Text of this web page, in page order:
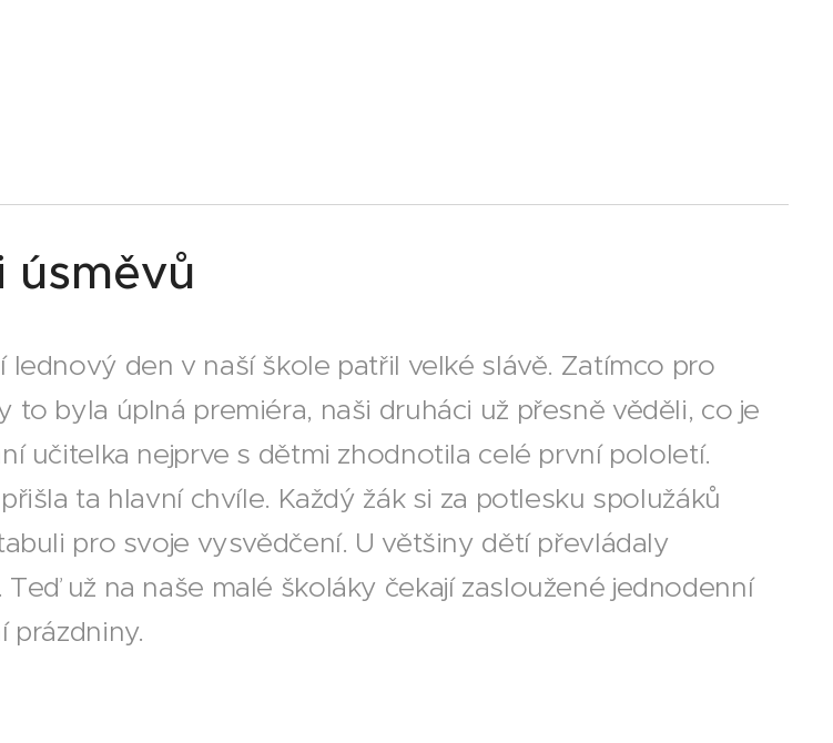
úsměvů
lednový den v naší škole patřil velké slávě. Zatímco pro
to byla úplná premiéra, naši druháci už přesně věděli, co je
učitelka nejprve s dětmi zhodnotila celé první pololetí.
ta hlavní chvíle. Každý žák si za potlesku spolužáků
pro svoje vysvědčení. U většiny dětí převládaly
Teď už na naše malé školáky čekají zasloužené jednodenní
prázdniny.